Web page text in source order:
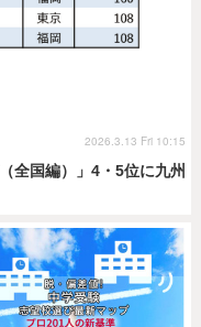
全国編）」4・5位に九州
2026.3.13 Fri 10:15